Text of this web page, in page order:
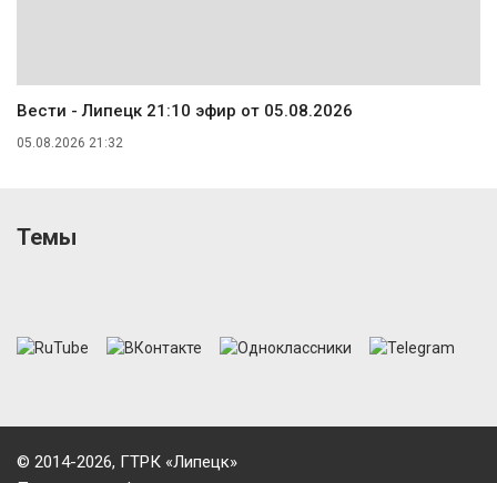
Вести - Липецк 21:10 эфир от 05.08.2026
05.08.2026 21:32
Темы
© 2014-2026, ГТРК «Липецк»